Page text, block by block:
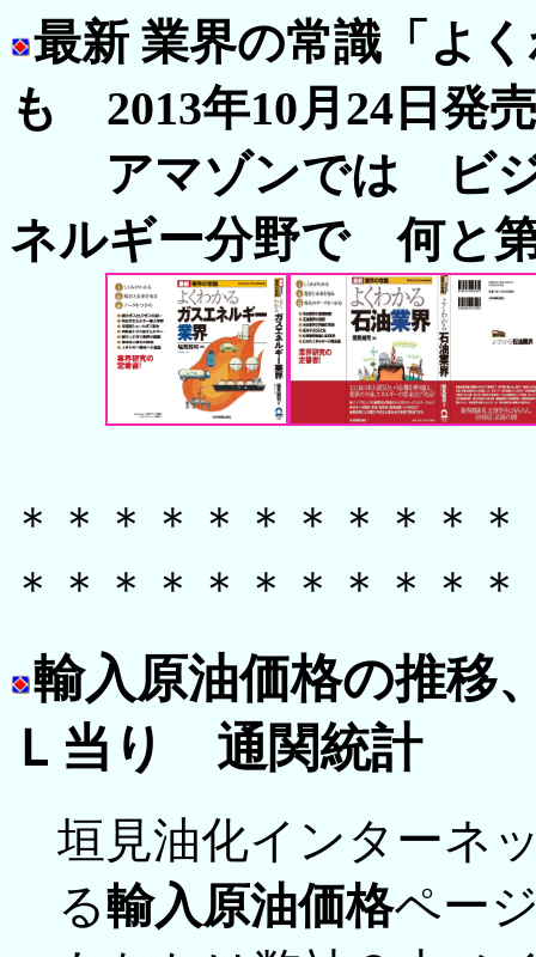
最新 業界の常識「よ
も 2013年10月24日発
アマゾンでは ビジ
ネルギー分野で 何と
＊＊＊＊＊＊＊＊＊＊
＊＊＊＊＊＊＊＊＊＊
輸入原油価格の推移
Ｌ当り 通関統計
垣見油化インターネ
る輸入原油価格ペー